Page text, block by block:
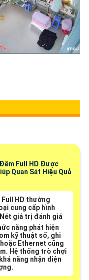
Full HD Được
Quan Sát Hiệu Quả
Full HD thường
cung cấp hình
Nét giá trị đánh giá
năng phát hiện
kỹ thuật số, ghi
Ethernet cũng
Hệ thống trò chợi
năng nhận diện